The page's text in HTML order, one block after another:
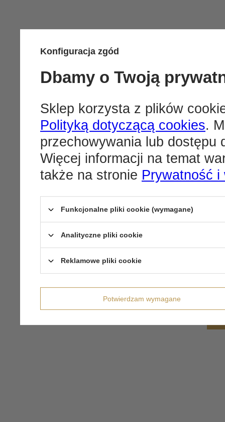
Konfiguracja zgód
Dbamy o Twoją
Sklep korzysta z plików
Polityką dotyczącą cookies.
przechowywania lub dostępu
Więcej informacji na temat
także na stronie Prywatność i
Funkcjonalne pliki cookie (wymagane)
Analityczne pliki cookie
Reklamowe pliki cookie
Potwierdzam wymagane